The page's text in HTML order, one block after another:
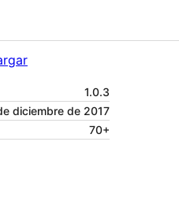
1.0.3
diciembre de 2017
70+